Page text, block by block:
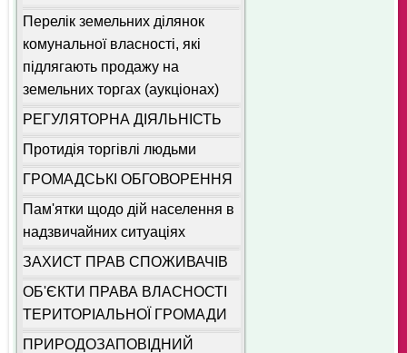
Перелік земельних ділянок
комунальної власності, які
підлягають продажу на
земельних торгах (аукціонах)
РЕГУЛЯТОРНА ДІЯЛЬНІСТЬ
Протидія торгівлі людьми
ГРОМАДСЬКІ ОБГОВОРЕННЯ
Пам'ятки щодо дій населення в
надзвичайних ситуаціях
ЗАХИСТ ПРАВ СПОЖИВАЧІВ
ОБ'ЄКТИ ПРАВА ВЛАСНОСТІ
ТЕРИТОРІАЛЬНОЇ ГРОМАДИ
ПРИРОДОЗАПОВІДНИЙ